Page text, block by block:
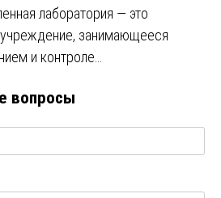
лаборатория — это
занимающееся
и контроле…
вопросы